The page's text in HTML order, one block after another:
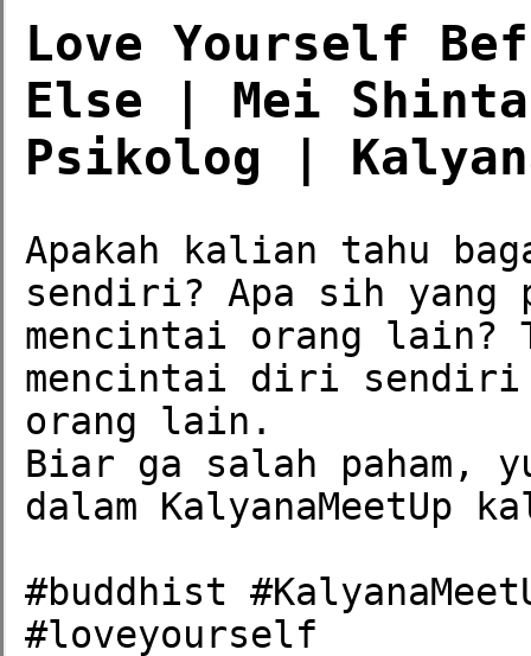
Love Yourself
Else | Mei
Psikolog |
Apakah kalian tahu
sendiri? Apa sih yang
mencintai orang lain?
mencintai diri sendiri
orang lain.
Biar ga salah paham,
dalam KalyanaMeetUp
#buddhist
#loveyourself